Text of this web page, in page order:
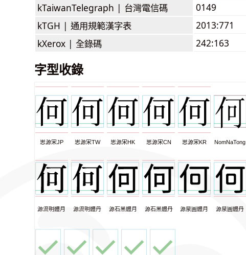
kTaiwanTelegraph | 台灣電信碼
0149
kTGH | 通用規範漢字表
2013:771
kXerox | 全錄碼 242:163
字型收錄
思源宋JP 思源宋TW 思源宋HK 思源宋CN 思源宋KR NomNaTong
源流明體月 源流明體丹 源石黑體月 源石黑體丹 源泉圓體月 源泉圓體丹